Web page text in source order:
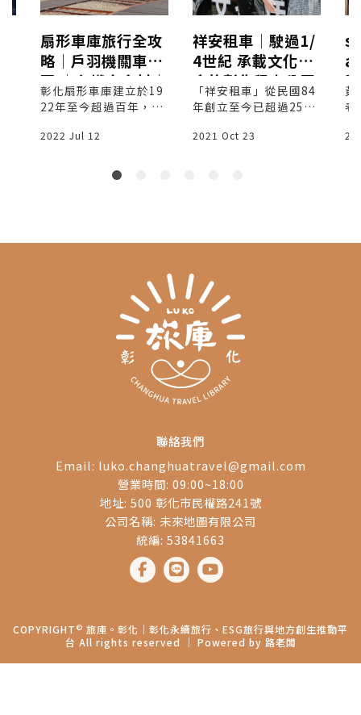
扇形車庫旅行全攻
略│戶羽機關車園
區 │台鐵宿舍村│
開放時間│附近停
點旅行
彰化扇形車庫建立於19
22年至今超過百年，是
庫，也是國際鐵道迷必
羽機關車園區、臺鐵宿
2022 Jul 12
祥安租車│駛過1/
4世紀 承載文化使
命的彰化租車公司
「祥安租車」從民國84
年創立至今已超過25
服務，一路見證臺灣商
2021 Oct 23
黃
老
e
聯絡我們
Email: luko.changhuatravel@gmail.com
營業時間: 09:00~18:00
地址: 500 彰化市民權路241號
公司名稱: 未來地圖有限公司
統編: 53841663
COPYRIGHT © 旅庫。彰化│彰化永續旅行、ESG旅行與地方創生推動平
台 All rights reserved ｜ Powered by 路老闆